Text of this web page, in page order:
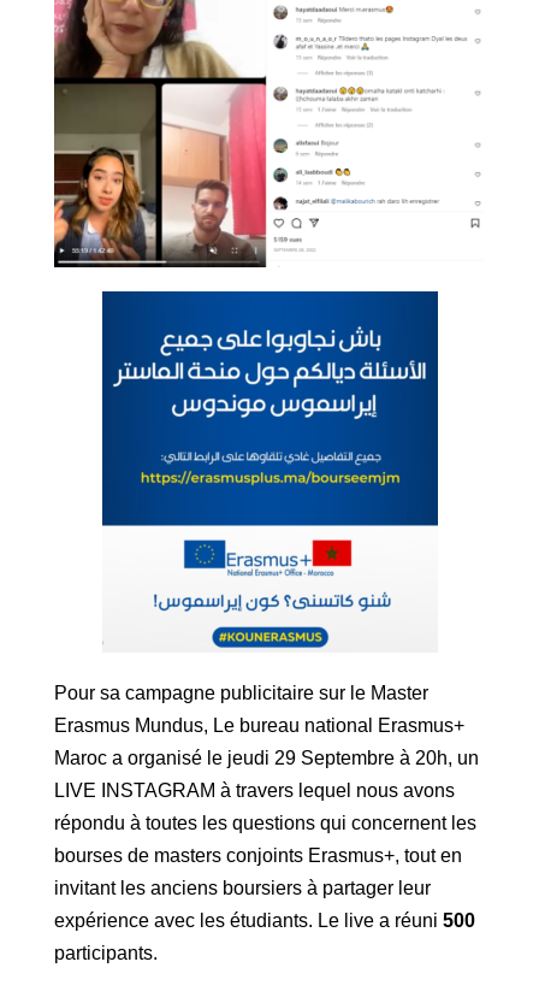
Pour sa campagne publicitaire sur le Master
Erasmus Mundus, Le bureau national Erasmus+
Maroc a organisé le jeudi 29 Septembre à 20h, un
LIVE INSTAGRAM à travers lequel nous avons
répondu à toutes les questions qui concernent les
bourses de masters conjoints Erasmus+, tout en
invitant les anciens boursiers à partager leur
expérience avec les étudiants. Le live a réuni 500
participants.